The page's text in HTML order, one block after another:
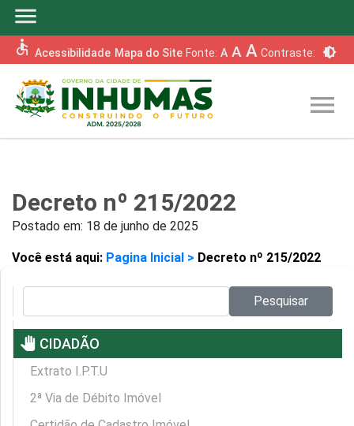
menu
accessible Acessibilidade Mapa do Site Fonte: A A A Contraste: brightness_6
menu
Decreto nº 215/2022
Postado em: 18 de junho de 2025
Você está aqui: Pagina Inicial > Decreto nº 215/2022
Pesquisar
pan_tool CIDADÃO
Extrato I.P.T.U
2ª Via de Débito Imóvel